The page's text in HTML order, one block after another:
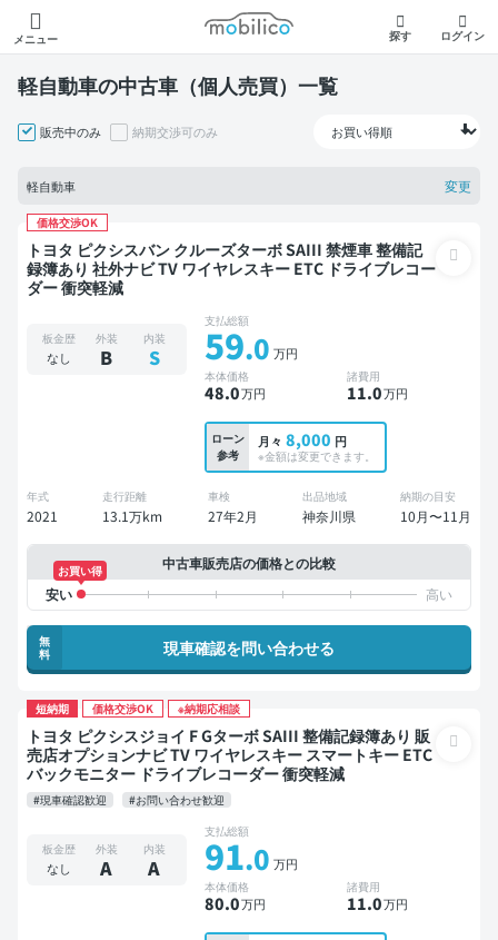
メニュー
モビリコ
探す ログイン
軽自動車の中古車（個人売買）一覧
販売中のみ 納期交渉可のみ
軽自動車 変更
価格交渉OK
トヨタ ピクシスバン クルーズターボ SAIII 禁煙車 整備記
録簿あり 社外ナビ TV ワイヤレスキー ETC ドライブレコー
ダー 衝突軽減
板金歴
なし
外装
B
内装
S
支払総額
59.0 万円
本体価格
48.0万円
諸費用
11.0万円
ローン
参考
月々 8,000 円
※金額は変更できます。
年式
2021
走行距離
13.1万km
車検
27年2月
出品地域
神奈川県
納期の目安
10月〜11月
中古車販売店の価格との比較
お買い得
無
料
現車確認を問い合わせる
短納期 価格交渉OK ※納期応相談
トヨタ ピクシスジョイ F Gターボ SAIII 整備記録簿あり 販
売店オプションナビ TV ワイヤレスキー スマートキー ETC
バックモニター ドライブレコーダー 衝突軽減
#現車確認歓迎 #お問い合わせ歓迎
板金歴
なし
外装
A
内装
A
支払総額
91.0 万円
本体価格
80.0万円
諸費用
11.0万円